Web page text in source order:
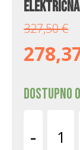
Električna
327,50€
Dostupno
-